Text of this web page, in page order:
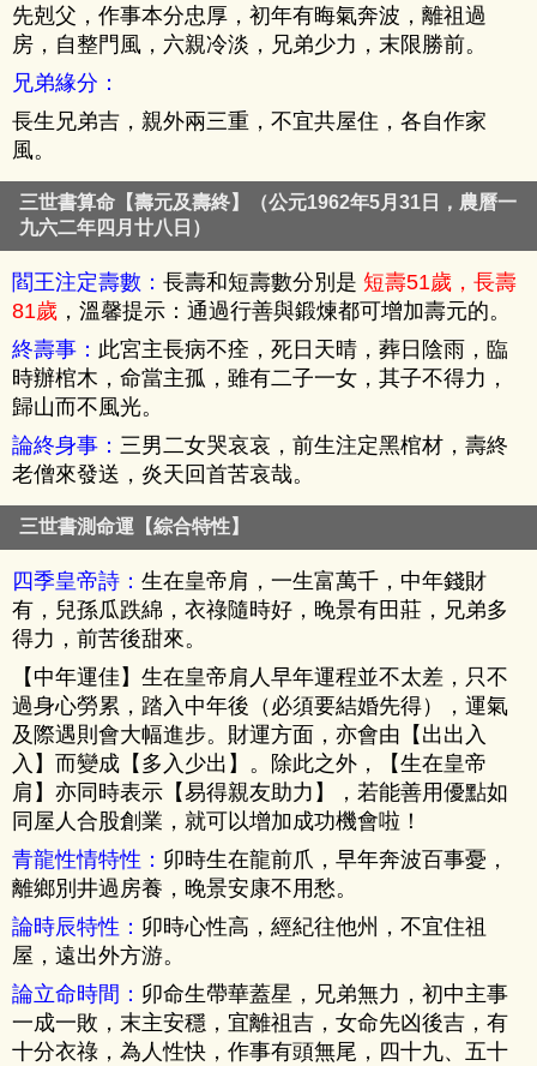
先剋父，作事本分忠厚，初年有晦氣奔波，離祖過
房，自整門風，六親冷淡，兄弟少力，末限勝前。
兄弟緣分：
長生兄弟吉，親外兩三重，不宜共屋住，各自作家
風。
三世書算命【壽元及壽終】（公元1962年5月31日，農曆一
九六二年四月廿八日）
閻王注定壽數： 長壽和短壽數分別是 短壽51歲，長壽
81歲 ，溫馨提示：通過行善與鍛煉都可增加壽元的。
終壽事： 此宮主長病不痊，死日天晴，葬日陰雨，臨
時辦棺木，命當主孤，雖有二子一女，其子不得力，
歸山而不風光。
論終身事： 三男二女哭哀哀，前生注定黑棺材，壽終
老僧來發送，炎天回首苦哀哉。
三世書測命運【綜合特性】
四季皇帝詩： 生在皇帝肩，一生富萬千，中年錢財
有，兒孫瓜跌綿，衣祿隨時好，晚景有田莊，兄弟多
得力，前苦後甜來。
【中年運佳】生在皇帝肩人早年運程並不太差，只不
過身心勞累，踏入中年後（必須要結婚先得），運氣
及際遇則會大幅進步。財運方面，亦會由【出出入
入】而變成【多入少出】。除此之外，【生在皇帝
肩】亦同時表示【易得親友助力】，若能善用優點如
同屋人合股創業，就可以增加成功機會啦！
青龍性情特性： 卯時生在龍前爪，早年奔波百事憂，
離鄉別井過房養，晚景安康不用愁。
論時辰特性： 卯時心性高，經紀往他州，不宜住祖
屋，遠出外方游。
論立命時間： 卯命生帶華蓋星，兄弟無力，初中主事
一成一敗，末主安穩，宜離祖吉，女命先凶後吉，有
十分衣祿，為人性快，作事有頭無尾，四十九、五十